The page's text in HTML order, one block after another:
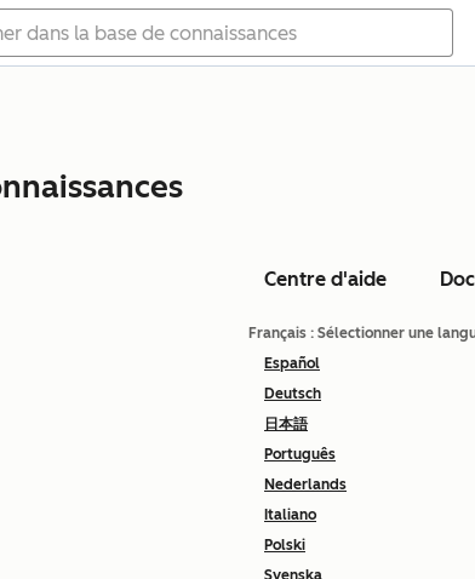
Centre d'aide
Français : Sélectionner une
Español
Deutsch
日本語
Português
Nederlands
Italiano
Polski
Svenska